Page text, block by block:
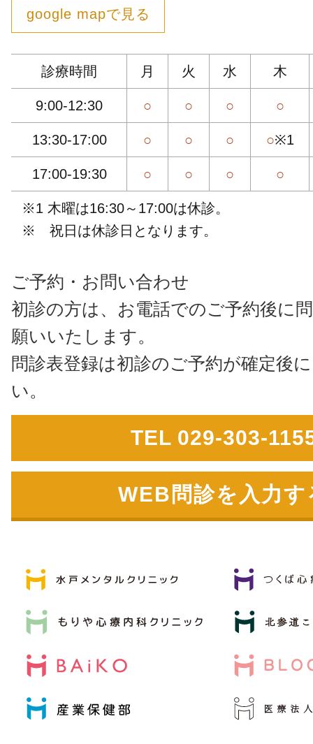
google mapで見る
診療時間 月 火 水 木
9:00-12:30 ○ ○ ○ ○
13:30-17:00 ○ ○ ○ ○※1
17:00-19:30 ○ ○ ○ ○
※1 木曜は16:30～17:00は休診。
※ 祝日は休診日となります。
ご予約・お問い合わせ
初診の方は、お電話でのご予約後に
願いいたします。
問診表登録は初診のご予約が確定後
い。
TEL 029-303-
WEB問診を入力す